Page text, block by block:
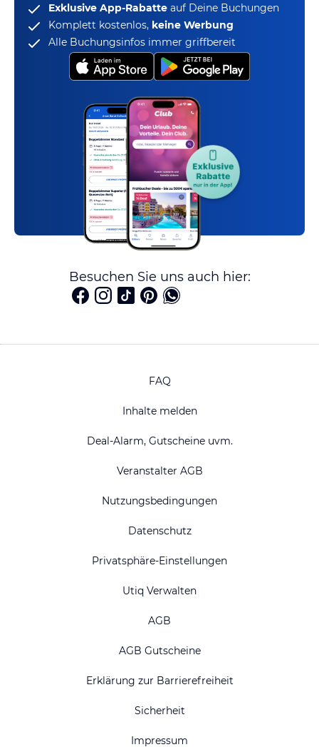
Exklusive App-Rabatte auf Deine Buchungen
Komplett kostenlos, keine Werbung
Alle Buchungsinfos immer griffbereit
Besuchen Sie uns auch hier:
FAQ
Inhalte melden
Deal-Alarm, Gutscheine uvm.
Veranstalter AGB
Nutzungsbedingungen
Datenschutz
Privatsphäre-Einstellungen
Utiq Verwalten
AGB
AGB Gutscheine
Erklärung zur Barrierefreiheit
Sicherheit
Impressum